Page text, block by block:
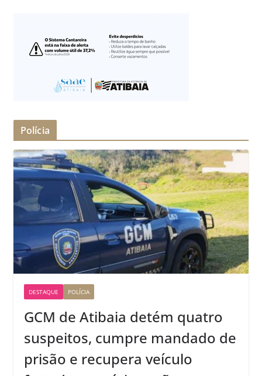
Polícia
DESTAQUE POLÍCIA
GCM de Atibaia detém quatro
suspeitos, cumpre mandado de
prisão e recupera veículo